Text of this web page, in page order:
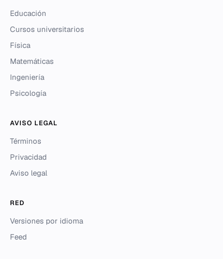
Educación
Cursos universitarios
Física
Matemáticas
Ingeniería
Psicología
AVISO LEGAL
Términos
Privacidad
Aviso legal
RED
Versiones por idioma
Feed